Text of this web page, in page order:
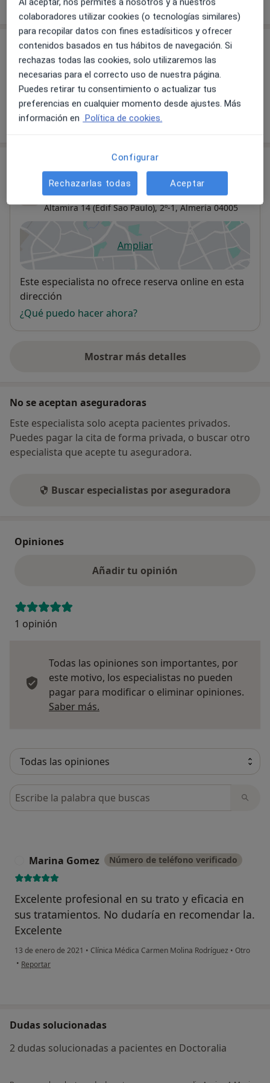
sobre la experiencia
Servicios y precios
Sin información sobre servicios y precios
Este especialista aún no ha añadido información
sobre sus servicios
Clínica Médica Carmen Molina Rodríguez
Altamira 14 (Edif Sao Paulo), 2º-1, Almería04005
Ampliarse abre en una nueva
Disponibilidad
Este especialista no ofrece reserva online en esta
dirección
¿Qué puedo hacer ahora?
Mostrar más detalles
sobre la dirección
No se aceptan aseguradoras
Este especialista solo acepta pacientes privados.
Puedes pagar la cita de forma privada, o buscar otro
especialista que acepte tu aseguradora.
Buscar especialistas por aseguradora
Opiniones
Añadir tu opinión
1 opinión
Todas las opiniones son importantes, por
este motivo, los especialistas no pueden
pagar para modificar o eliminar opiniones.
Saber más.
Busca en opiniones
Marina Gomez Número de teléfono verificado
Excelente profesional en su trato y eficacia en
sus tratamientos. No dudaría en recomendar la.
Excelente
13 de enero de 2021 • Clínica Médica Carmen Molina Rodríguez • Otro
• en opinión del usuario Marina Gomez
Reportar
Dudas solucionadas
2 dudas solucionadas a pacientes en Doctoralia
colaboradores utilizar cookies (o tecnologías similares)
para recopilar datos con fines estadísiticos y ofrecer
contenidos basados en tus hábitos de navegación. Si
rechazas todas las cookies, solo utilizaremos las
necesarias para el correcto uso de nuestra página.
Puedes retirar tu consentimiento o actualizar tus
preferencias en cualquier momento desde ajustes. Más
información en Política de cookies.
Configurar
Rechazarlas todas Aceptar